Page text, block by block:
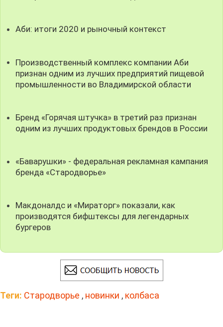
Аби: итоги 2020 и рыночный контекст
Производственный комплекс компании Аби
признан одним из лучших предприятий пищевой
промышленности во Владимирской области
Бренд «Горячая штучка» в третий раз признан
одним из лучших продуктовых брендов в России
«Баварушки» - федеральная рекламная кампания
бренда «Стародворье»
Макдоналдс и «Мираторг» показали, как
производятся бифштексы для легендарных
бургеров
Теги: Стародворье , новинки , колбаса